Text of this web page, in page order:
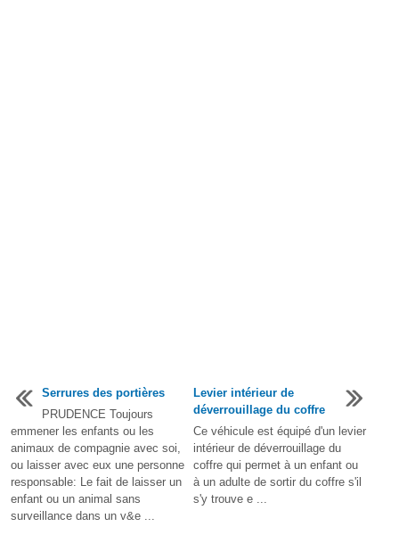
Serrures des portières
PRUDENCE Toujours
emmener les enfants ou les
animaux de compagnie avec soi,
ou laisser avec eux une personne
responsable: Le fait de laisser un
enfant ou un animal sans
surveillance dans un v&e ...
Levier intérieur de
déverrouillage du coffre
Ce véhicule est équipé d'un levier
intérieur de déverrouillage du
coffre qui permet à un enfant ou
à un adulte de sortir du coffre s'il
s'y trouve e ...